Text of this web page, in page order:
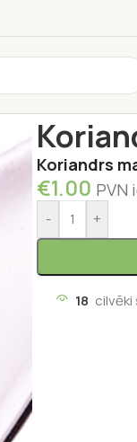
Koriandrs
€1.00 PVN
- +
18